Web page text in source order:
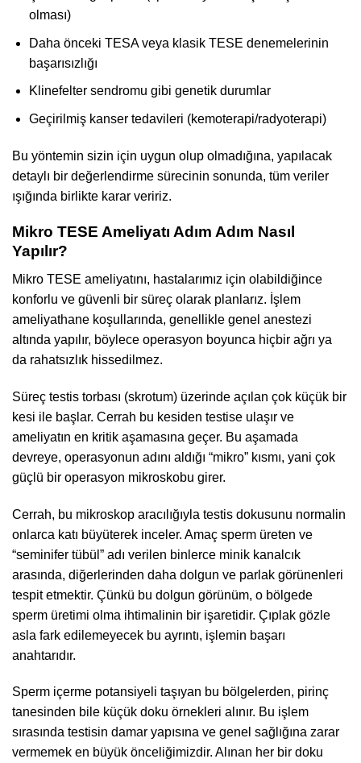
olması)
Daha önceki TESA veya klasik TESE denemelerinin
başarısızlığı
Klinefelter sendromu gibi genetik durumlar
Geçirilmiş kanser tedavileri (kemoterapi/radyoterapi)
Bu yöntemin sizin için uygun olup olmadığına, yapılacak
detaylı bir değerlendirme sürecinin sonunda, tüm veriler
ışığında birlikte karar veririz.
Mikro TESE Ameliyatı Adım Adım Nasıl
Yapılır?
Mikro TESE ameliyatını, hastalarımız için olabildiğince
konforlu ve güvenli bir süreç olarak planlarız. İşlem
ameliyathane koşullarında, genellikle genel anestezi
altında yapılır, böylece operasyon boyunca hiçbir ağrı ya
da rahatsızlık hissedilmez.
Süreç testis torbası (skrotum) üzerinde açılan çok küçük bir
kesi ile başlar. Cerrah bu kesiden testise ulaşır ve
ameliyatın en kritik aşamasına geçer. Bu aşamada
devreye, operasyonun adını aldığı “mikro” kısmı, yani çok
güçlü bir operasyon mikroskobu girer.
Cerrah, bu mikroskop aracılığıyla testis dokusunu normalin
onlarca katı büyüterek inceler. Amaç sperm üreten ve
“seminifer tübül” adı verilen binlerce minik kanalcık
arasında, diğerlerinden daha dolgun ve parlak görünenleri
tespit etmektir. Çünkü bu dolgun görünüm, o bölgede
sperm üretimi olma ihtimalinin bir işaretidir. Çıplak gözle
asla fark edilemeyecek bu ayrıntı, işlemin başarı
anahtarıdır.
Sperm içerme potansiyeli taşıyan bu bölgelerden, pirinç
tanesinden bile küçük doku örnekleri alınır. Bu işlem
sırasında testisin damar yapısına ve genel sağlığına zarar
vermemek en büyük önceliğimizdir. Alınan her bir doku